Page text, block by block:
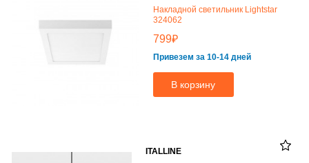
Накладной светильник Lightstar
324062
799₽
Привезем за 10-14 дней
В корзину
ITALLINE